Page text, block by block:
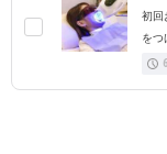
初回
を